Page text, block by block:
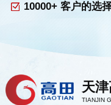
10000+ 客户的选
天
TIANJIN